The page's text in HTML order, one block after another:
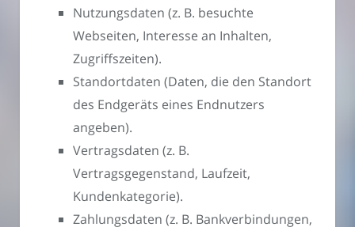
Nutzungsdaten (z. B. besuchte
Webseiten, Interesse an Inhalten,
Zugriffszeiten).
Standortdaten (Daten, die den Standort
des Endgeräts eines Endnutzers
angeben).
Vertragsdaten (z. B.
Vertragsgegenstand, Laufzeit,
Kundenkategorie).
Zahlungsdaten (z. B. Bankverbindungen,